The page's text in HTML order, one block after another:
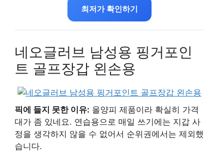
최저가 확인하기
네오글러브 남성용 핑거포인
트 골프장갑 왼손용
픽에 들지 못한 이유: 올양피 제품이라 확실히 가격
대가 좀 있네요. 연습용으로 매일 쓰기에는 지갑 사
정을 생각하지 않을 수 없어서 순위권에서는 제외했
습니다.